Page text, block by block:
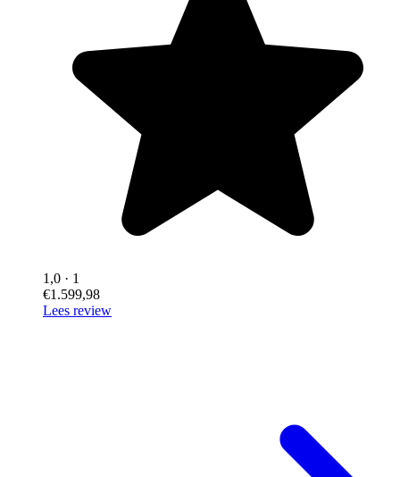
1,0 · 1
€1.599,98
Lees review